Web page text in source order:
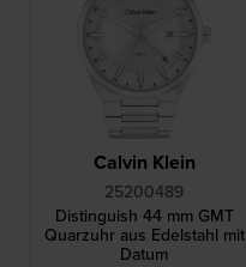
Calvin Klein
25200489
Distinguish 44 mm GMT
Quarzuhr aus Edelstahl mit
Datum